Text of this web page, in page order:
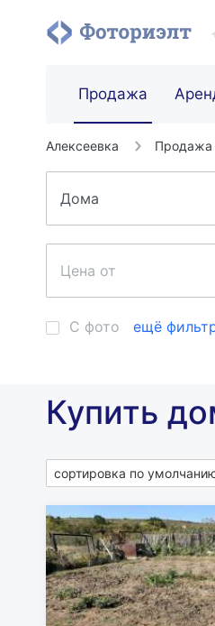
Продажа
Алексеевка
С фото
ещё
Купить
сортировка по